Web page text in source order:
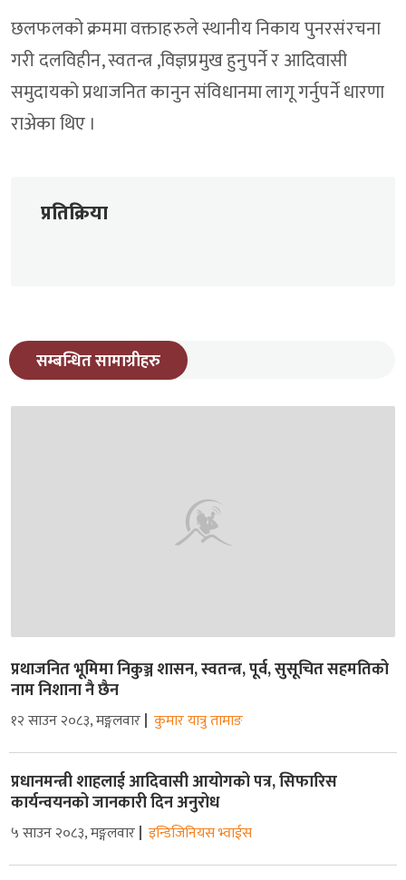
छलफलको क्रममा वक्ताहरुले स्थानीय निकाय पुनरसंरचना
गरी दलविहीन, स्वतन्त्र ,विज्ञप्रमुख हुनुपर्ने र आदिवासी
समुदायको प्रथाजनित कानुन संविधानमा लागू गर्नुपर्ने धारणा
राअ‍ेका थिए ।
प्रतिक्रिया
सम्बन्धित सामाग्रीहरु
प्रथाजनित भूमिमा निकुञ्ज शासन, स्वतन्त्र, पूर्व, सुसूचित सहमतिको
नाम निशाना नै छैन
१२ साउन २०८३, मङ्गलवार कुमार यात्रु तामाङ
प्रधानमन्त्री शाहलाई आदिवासी आयोगको पत्र, सिफारिस
कार्यन्वयनको जानकारी दिन अनुरोध
५ साउन २०८३, मङ्गलवार इन्डिजिनियस भ्वाईस